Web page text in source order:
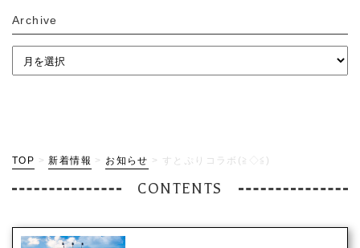
Archive
TOP >新着情報 > お知らせ > すとぷりコラボ(≧◇≦)
CONTENTS